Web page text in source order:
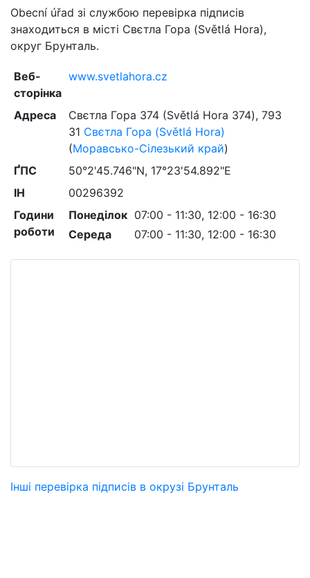
Obecní úřad зі службою перевірка підписів
знаходиться в місті Свєтла Гора (Světlá Hora),
округ Брунталь.
Веб-
сторінка
www.svetlahora.cz
Адреса Свєтла Гора 374 (Světlá Hora 374), 793
31 Свєтла Гора (Světlá Hora)
(Моравсько-Сілезький край)
ҐПС
50°2'45.746"N, 17°23'54.892"E
ІН
00296392
Години
роботи
Понеділок 07:00 - 11:30, 12:00 - 16:30
Середа
07:00 - 11:30, 12:00 - 16:30
Інші перевірка підписів в окрузі Брунталь